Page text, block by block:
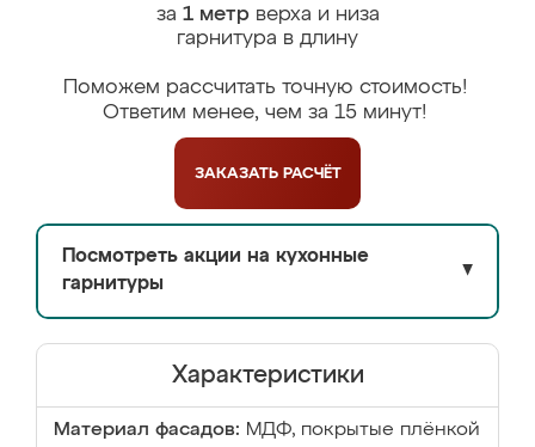
за 1 метрверха и низа
гарнитура в длину
Поможем рассчитать точную стоимость!
Ответим менее, чем за 15 минут!
ЗАКАЗАТЬ РАСЧЁТ
Посмотреть акции на кухонные
гарнитуры
▼
Характеристики
Материал фасадов: МДФ, покрытые плёнкой